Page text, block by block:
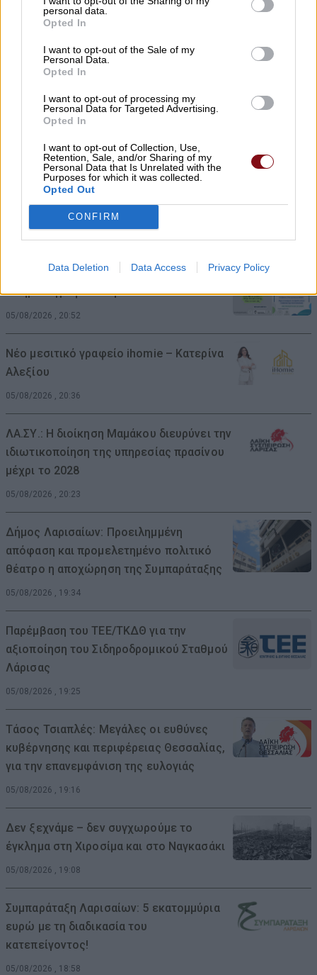
personal data.
Opted In
I want to opt-out of the Sale of my
Personal Data.
Opted In
I want to opt-out of processing my
Personal Data for Targeted Advertising.
Opted In
I want to opt-out of Collection, Use,
Retention, Sale, and/or Sharing of my
Personal Data that Is Unrelated with the
Purposes for which it was collected.
Opted Out
CONFIRM
Data Deletion Data Access Privacy Policy
Φορτίζετε το κινητό όλη νύχτα; Τί
λένε οι ειδικοί
05/08/2026 , 21:57
Βραδιά παλιού, καλού ελληνικού
κινηματογράφου στην Κουτσουπιά
05/08/2026 , 20:52
Νέο μεσιτικό γραφείο ihomie – Κατερίνα
Αλεξίου
05/08/2026 , 20:36
ΛΑ.ΣΥ.: Η διοίκηση Μαμάκου διευρύνει την
ιδιωτικοποίηση της υπηρεσίας πρασίνου
μέχρι το 2028
05/08/2026 , 20:23
Δήμος Λαρισαίων: Προειλημμένη
απόφαση και προμελετημένο πολιτικό
θέατρο η αποχώρηση της Συμπαράταξης
05/08/2026 , 19:34
Παρέμβαση του ΤΕΕ/ΤΚΔΘ για την
αξιοποίηση του Σιδηροδρομικού Σταθμού
Λάρισας
05/08/2026 , 19:25
Τάσος Τσιαπλές: Μεγάλες οι ευθύνες
κυβέρνησης και περιφέρειας Θεσσαλίας,
για την επανεμφάνιση της ευλογιάς
05/08/2026 , 19:16
Δεν ξεχνάμε – δεν συγχωρούμε το
έγκλημα στη Χιροσίμα και στο Ναγκασάκι
05/08/2026 , 19:08
Συμπαράταξη Λαρισαίων: 5 εκατομμύρια
ευρώ με τη διαδικασία του
κατεπείγοντος!
05/08/2026 , 18:58